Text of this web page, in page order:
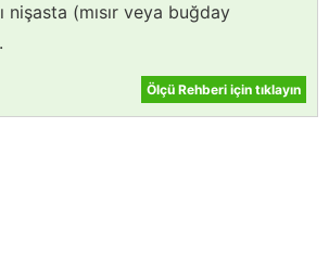
nişasta (mısır veya buğday
Ölçü Rehberi için tıklayın